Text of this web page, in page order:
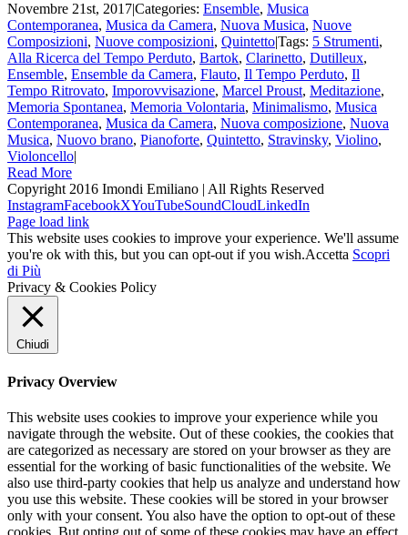
Novembre 21st, 2017|Categories: Ensemble, Musica
Contemporanea, Musica da Camera, Nuova Musica, Nuove
Composizioni, Nuove composizioni, Quintetto|Tags: 5 Strumenti,
Alla Ricerca del Tempo Perduto, Bartok, Clarinetto, Dutilleux,
Ensemble, Ensemble da Camera, Flauto, Il Tempo Perduto, Il
Tempo Ritrovato, Imporovvisazione, Marcel Proust, Meditazione,
Memoria Spontanea, Memoria Volontaria, Minimalismo, Musica
Contemporanea, Musica da Camera, Nuova composizione, Nuova
Musica, Nuovo brano, Pianoforte, Quintetto, Stravinsky, Violino,
Violoncello|
Read More
Copyright 2016 Imondi Emiliano | All Rights Reserved
InstagramFacebookXYouTubeSoundCloudLinkedIn
Page load link
This website uses cookies to improve your experience. We'll assume
you're ok with this, but you can opt-out if you wish.Accetta Scopri
di Più
Privacy & Cookies Policy
Chiudi
Privacy Overview
This website uses cookies to improve your experience while you
navigate through the website. Out of these cookies, the cookies that
are categorized as necessary are stored on your browser as they are
essential for the working of basic functionalities of the website. We
also use third-party cookies that help us analyze and understand how
you use this website. These cookies will be stored in your browser
only with your consent. You also have the option to opt-out of these
cookies. But opting out of some of these cookies may have an effect